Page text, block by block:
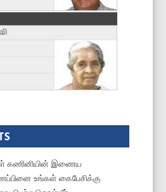
கணினியின் இணைய
உங்கள் கைபேசிக்கு